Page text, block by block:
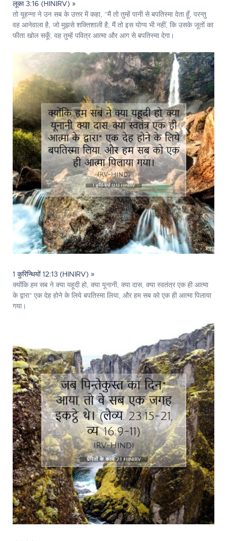
लूका 3:16 (HINIRV) »
तो यूहन्ना ने उन सब के उत्तर में कहा, “मैं तो तुम्हें पानी से बपतिस्मा देता हूँ, परन्तु
वह आनेवाला है, जो मुझसे शक्तिशाली है; मैं तो इस योग्य भी नहीं, कि उसके जूतों का
फीता खोल सकूँ, वह तुम्हें पवित्र आत्मा और आग से बपतिस्मा देगा।
1 कुरिन्थियों 12:13 (HINIRV) »
क्योंकि हम सब ने क्या यहूदी हो, क्या यूनानी, क्या दास, क्या स्वतंत्र एक ही आत्मा
के द्वारा* एक देह होने के लिये बपतिस्मा लिया, और हम सब को एक ही आत्मा पिलाया
गया।